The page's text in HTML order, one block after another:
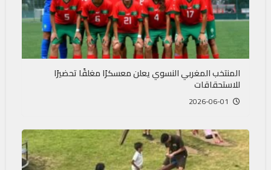
المنتخب المغربي النسوي يعلن معسكرًا مغلقًا تحضيرًا
للاستحقاقات